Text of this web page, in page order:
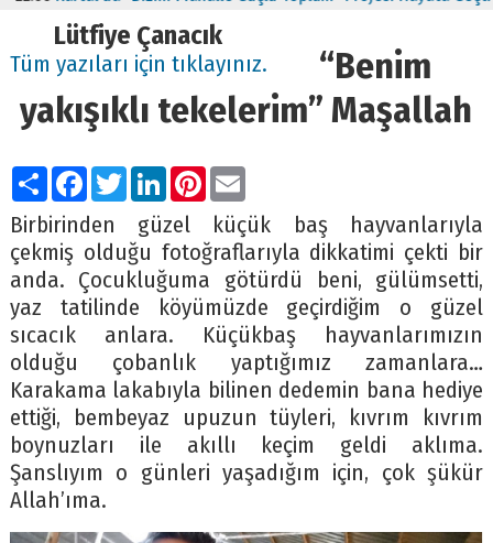
Lütfiye Çanacık
Tüm yazıları için tıklayınız.
“Benim
yakışıklı tekelerim” Maşallah
PaylaşFacebook
TwitterLinkedIn
Pinterest
Email
Birbirinden güzel küçük baş hayvanlarıyla
çekmiş olduğu fotoğraflarıyla dikkatimi çekti bir
anda. Çocukluğuma götürdü beni, gülümsetti,
yaz tatilinde köyümüzde geçirdiğim o güzel
sıcacık anlara. Küçükbaş hayvanlarımızın
olduğu çobanlık yaptığımız zamanlara…
Karakama lakabıyla bilinen dedemin bana hediye
ettiği, bembeyaz upuzun tüyleri, kıvrım kıvrım
boynuzları ile akıllı keçim geldi aklıma.
Şanslıyım o günleri yaşadığım için, çok şükür
Allah’ıma.